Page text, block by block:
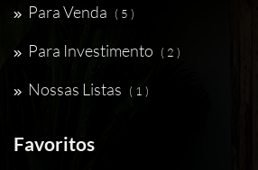
Para Venda ( 5 )
Para Investimento ( 2 )
Nossas Listas ( 1 )
Favoritos